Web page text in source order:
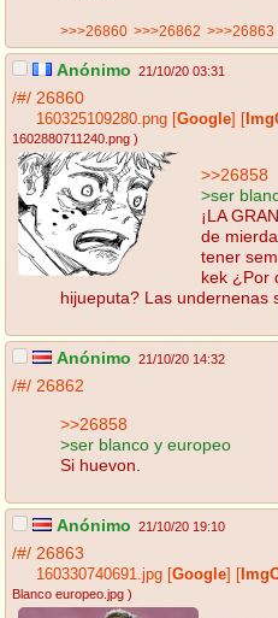
>>>26860 >>>26862 >>>26863
Anónimo 21/10/20 03:31
/#/ 26860
160325109280.png Google
1602880711240.png )
>>26858
>ser
¡LA
de
tener
kek ¿Por
hijueputa? Las undernenas
Anónimo 21/10/20 14:32
/#/ 26862
>>26858
>ser blanco y europeo
Si huevon.
Anónimo 21/10/20 19:10
/#/ 26863
160330740691.jpg Google
Blanco europeo.jpg )